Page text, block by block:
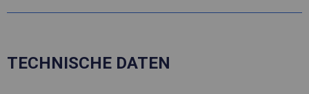
TECHNISCHE DATEN